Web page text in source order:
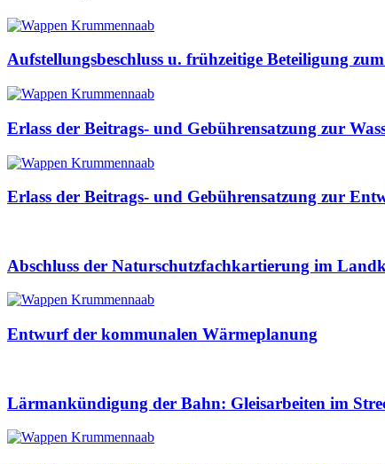
Aufstellungsbeschluss u. frühzeitige Beteiligung
Erlass der Beitrags- und Gebührensatzung zur
Erlass der Beitrags- und Gebührensatzung zur
Abschluss der Naturschutzfachkartierung im
Entwurf der kommunalen Wärmeplanung
Lärmankündigung der Bahn: Gleisarbeiten im